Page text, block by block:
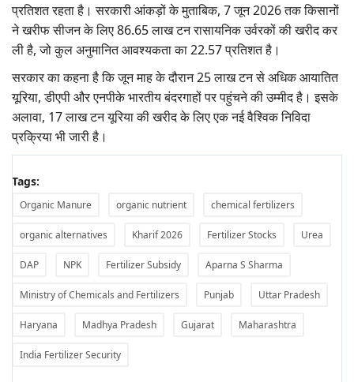
प्रतिशत रहता है। सरकारी आंकड़ों के मुताबिक, 7 जून 2026 तक किसानों
ने खरीफ सीजन के लिए 86.65 लाख टन रासायनिक उर्वरकों की खरीद कर
ली है, जो कुल अनुमानित आवश्यकता का 22.57 प्रतिशत है।
सरकार का कहना है कि जून माह के दौरान 25 लाख टन से अधिक आयातित
यूरिया, डीएपी और एनपीके भारतीय बंदरगाहों पर पहुंचने की उम्मीद है। इसके
अलावा, 17 लाख टन यूरिया की खरीद के लिए एक नई वैश्विक निविदा
प्रक्रिया भी जारी है।
Tags:
Organic Manure organic nutrient chemical fertilizers
organic alternatives Kharif 2026 Fertilizer Stocks Urea
DAP NPK Fertilizer Subsidy Aparna S Sharma
Ministry of Chemicals and Fertilizers Punjab Uttar Pradesh
Haryana Madhya Pradesh Gujarat Maharashtra
India Fertilizer Security